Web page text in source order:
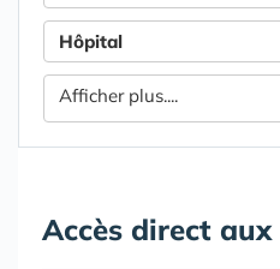
Hôpital
Afficher plus....
Accès direct aux